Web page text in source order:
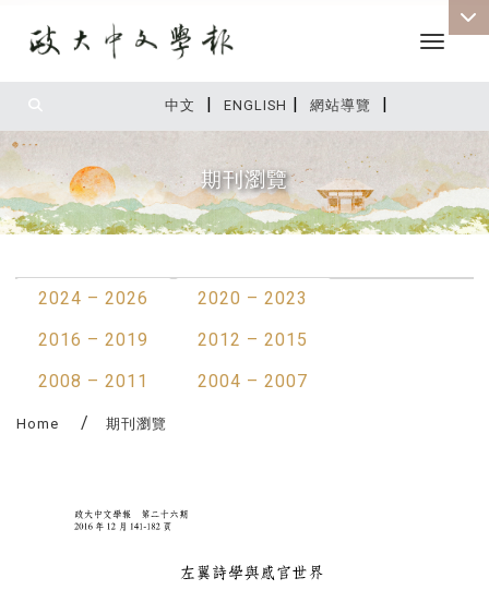
中文 | ENGLISH | 網站導覽 |
Toggle
期刊瀏覽
2024 – 2026
2020 – 2023
2016 – 2019
2012 – 2015
2008 – 2011
2004 – 2007
Home 期刊瀏覽